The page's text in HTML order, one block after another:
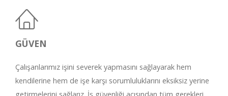
GÜVEN
Çalışanlarımız işini severek yapmasını sağlayarak hem
kendilerine hem de işe karşı sorumluluklarını eksiksiz yerine